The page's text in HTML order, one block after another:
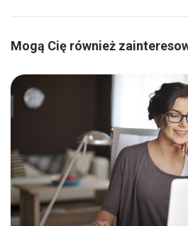
Mogą Cię również